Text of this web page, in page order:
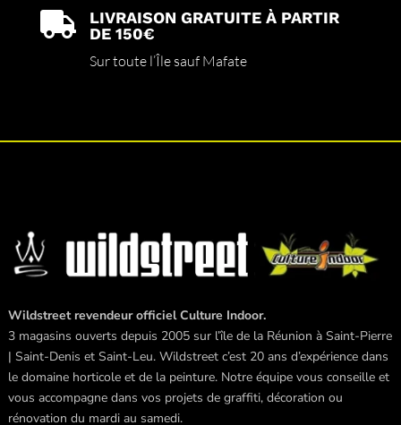

LIVRAISON GRATUITE À PARTIR
DE 150€
Sur toute l’Île sauf Mafate
Wildstreet revendeur officiel Culture Indoor.
3 magasins ouverts depuis 2005 sur l’île de la Réunion à Saint-Pierre
| Saint-Denis et Saint-Leu. Wildstreet c’est 20 ans d’expérience dans
le domaine horticole et de la peinture. Notre équipe vous conseille et
vous accompagne dans vos projets de graffiti, décoration ou
rénovation du mardi au samedi.